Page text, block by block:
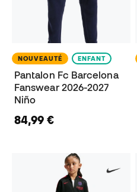
NOUVEAUTÉ ENFANT
Pantalon Fc Barcelona
Fanswear 2026-2027
Niño
84,99 €